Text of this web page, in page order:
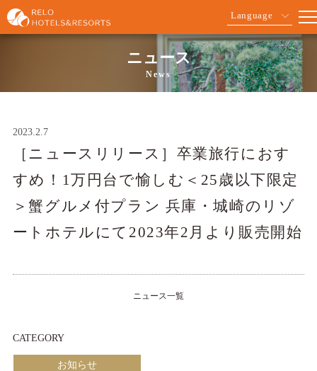
Language
ニュース
News
2023.2.7
［ニュースリリース］卒業旅行におす
すめ！1万円台で愉しむ＜25歳以下限定
＞蟹グルメ付プラン 兵庫・城崎のリゾ
ートホテルにて2023年2月より販売開始
ニュース一覧
CATEGORY
お知らせ